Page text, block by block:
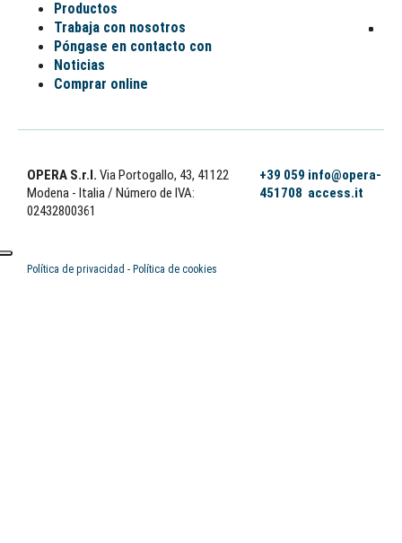
Productos
Trabaja con nosotros
Póngase en contacto con
Noticias
Comprar online
OPERA S.r.l. Via Portogallo, 43, 41122
Modena - Italia/ Número de IVA:
02432800361
+39 059
451708
info@opera-
access.it
Política de privacidad - Política de cookies